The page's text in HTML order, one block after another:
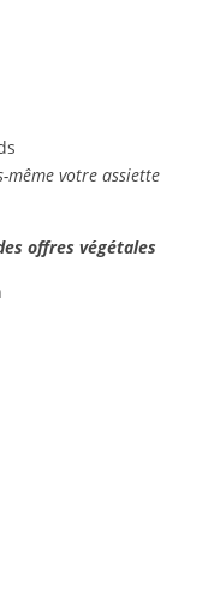
même votre assiette
offres végétales